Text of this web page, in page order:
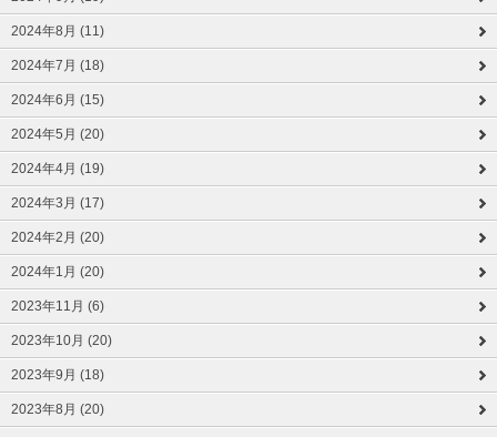
2024年8月 (11)
2024年7月 (18)
2024年6月 (15)
2024年5月 (20)
2024年4月 (19)
2024年3月 (17)
2024年2月 (20)
2024年1月 (20)
2023年11月 (6)
2023年10月 (20)
2023年9月 (18)
2023年8月 (20)